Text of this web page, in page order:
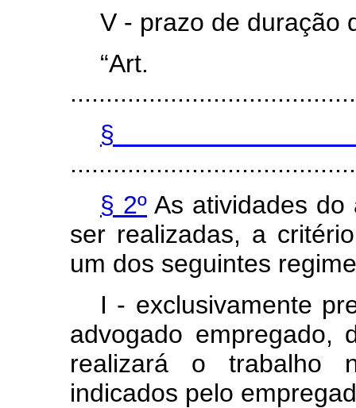
V - prazo de duração
§
§ 2º As atividades do
ser realizadas, a
um dos seguintes
I - exclusivamente
advogado empregado,
realizará o trabalho
indicados pelo